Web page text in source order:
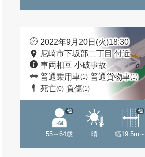
2022年9月20日(火)18:30
尼崎市下坂部二丁目 付近
車両相互 小破事故
普通乗用車(1) 普通貨物車(1)
死亡(0) 負傷(1)
55～64歳
他
晴 幅19.5m～
他